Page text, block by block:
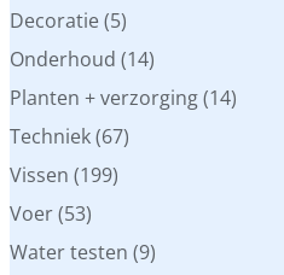
Decoratie (5)
Onderhoud (14)
Planten + verzorging(14)
Techniek(67)
Vissen (199)
Voer(53)
Water testen (9)